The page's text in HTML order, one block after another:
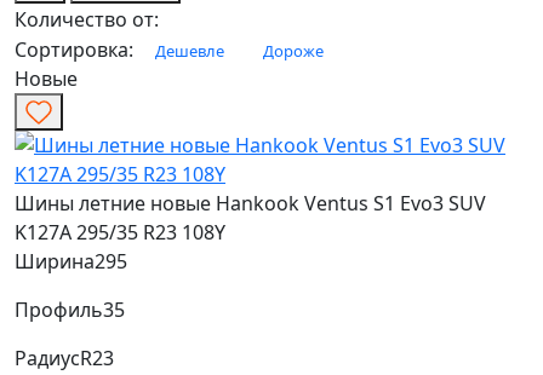
Количество от:
Сортировка:
Дешевле Дороже
Новые
Шины летние новые Hankook Ventus S1 Evo3 SUV
K127A 295/35 R23 108Y
Ширина295
Профиль35
РадиусR23